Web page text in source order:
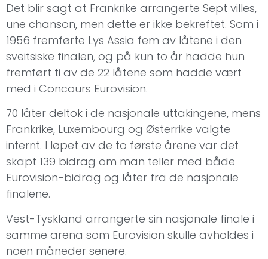
Det blir sagt at Frankrike arrangerte Sept villes,
une chanson, men dette er ikke bekreftet. Som i
1956 fremførte Lys Assia fem av låtene i den
sveitsiske finalen, og på kun to år hadde hun
fremført ti av de 22 låtene som hadde vært
med i Concours Eurovision.
70 låter deltok i de nasjonale uttakingene, mens
Frankrike, Luxembourg og Østerrike valgte
internt. I løpet av de to første årene var det
skapt 139 bidrag om man teller med både
Eurovision-bidrag og låter fra de nasjonale
finalene.
Vest-Tyskland arrangerte sin nasjonale finale i
samme arena som Eurovision skulle avholdes i
noen måneder senere.